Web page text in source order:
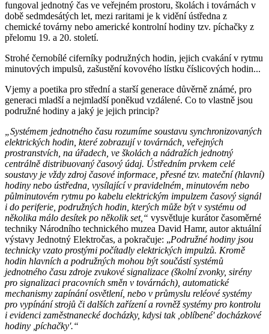
fungoval jednotný čas ve veřejném prostoru, školách i továrnách v
době sedmdesátých let, mezi raritami je k vidění ústředna z
chemické továrny nebo americké kontrolní hodiny tzv. píchačky z
přelomu 19. a 20. století.
Strohé černobílé ciferníky podružných hodin, jejich cvakání v rytmu
minutových impulsů, zašustění kovového lístku číslicových hodin...
Vjemy a poetika pro střední a starší generace důvěrně známé, pro
generaci mladší a nejmladší poněkud vzdálené. Co to vlastně jsou
podružné hodiny a jaký je jejich princip?
„Systémem jednotného času rozumíme soustavu synchronizovaných
elektrických hodin, které zobrazují v továrnách, veřejných
prostranstvích, na úřadech, ve školách a nádražích jednotný
centrálně distribuovaný časový údaj. Ústředním prvkem celé
soustavy je vždy zdroj časové informace, přesné tzv. mateční (hlavní)
hodiny nebo ústředna, vysílající v pravidelném, minutovém nebo
půlminutovém rytmu po kabelu elektrickým impulzem časový signál
i do periferie, podružných hodin, kterých může být v systému od
několika málo desítek po několik set,“ vysvětluje kurátor časoměrné
techniky Národního technického muzea David Hamr, autor aktuální
výstavy Jednotný Elektročas, a pokračuje: „Podružné hodiny jsou
technicky vzato prostými počítadly elektrických impulzů. Kromě
hodin hlavních a podružných mohou být součástí systémů
jednotného času zdroje zvukové signalizace (školní zvonky, sirény
pro signalizaci pracovních směn v továrnách), automatické
mechanismy zapínání osvětlení, nebo v průmyslu reléové systémy
pro vypínání strojů či dalších zařízení a rovněž systémy pro kontrolu
i evidenci zaměstnanecké docházky, kdysi tak ,oblíbené' docházkové
hodiny ,píchačky'.“